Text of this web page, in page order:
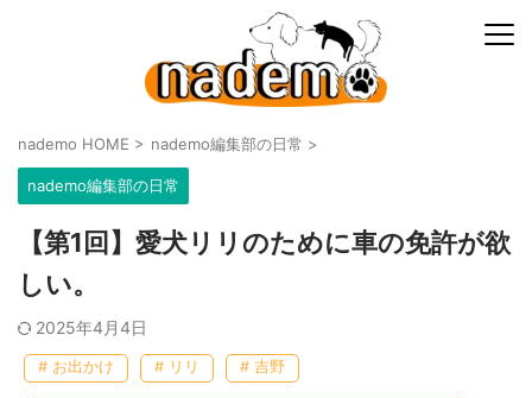
nademo HOME > nademo編集部の日常 >
nademo編集部の日常
【第1回】愛犬リリのために車の免許が欲
しい。
2025年4月4日
# お出かけ # リリ # 吉野